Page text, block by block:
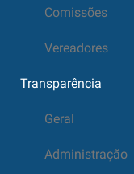
Comissões
Vereadores
Transparência
Geral
Administração